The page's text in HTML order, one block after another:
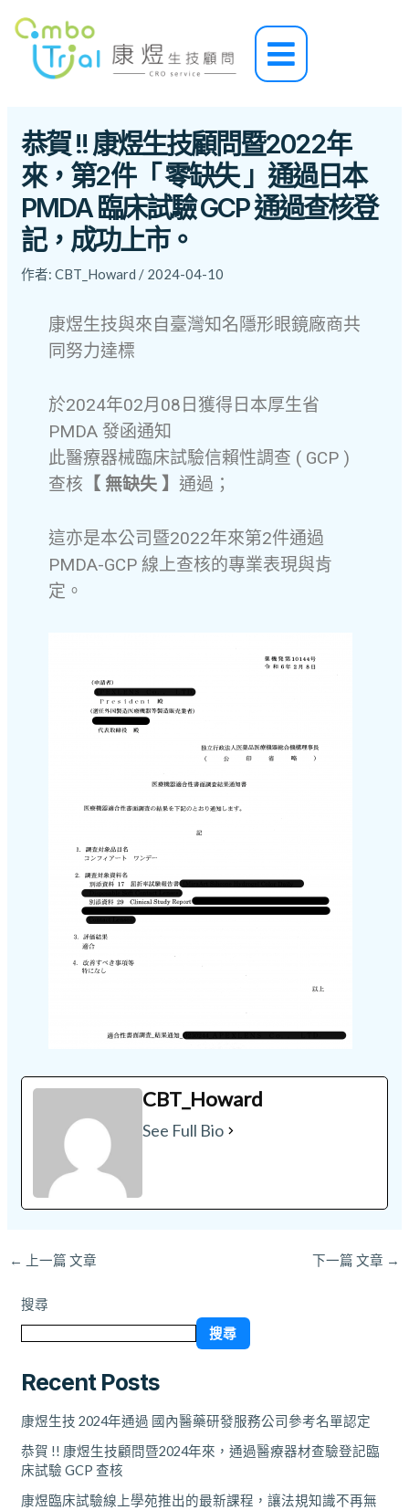
Main
Menu
恭賀 !! 康煜生技顧問暨2022年
來，第2件「 零缺失 」通過日本
PMDA 臨床試驗 GCP 通過查核登
記，成功上市。
作者: CBT_Howard / 2024-04-10
康煜生技與來自臺灣知名隱形眼鏡廠商共
同努力達標
於2024年02月08日獲得日本厚生省
PMDA 發函通知
此醫療器械臨床試驗信賴性調查 ( GCP )
查核 【 無缺失 】 通過；
這亦是本公司暨2022年來第2件通過
PMDA-GCP 線上查核的專業表現與肯
定。
CBT_Howard
See Full Bio
navigation
← 上一篇 文章 下一篇 文章 →
搜尋
搜尋
Recent Posts
康煜生技 2024年通過 國內醫藥研發服務公司參考名單認定
恭賀 !! 康煜生技顧問暨2024年來，通過醫療器材查驗登記臨
床試驗 GCP 查核
康煜臨床試驗線上學苑推出的最新課程，讓法規知識不再無